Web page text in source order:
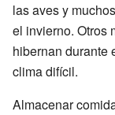
las aves y
el invierno. Otros
hibernan durante
clima difícil.
Almacenar